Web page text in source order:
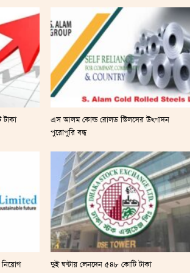
এস আলম কোল্ড রোলড স্টিলসের উৎপাদন
পুরোপুরি বন্ধ
নিয়োগ দুই ঘণ্টায় লেনদেন ৫৪৮ কোটি টাকা